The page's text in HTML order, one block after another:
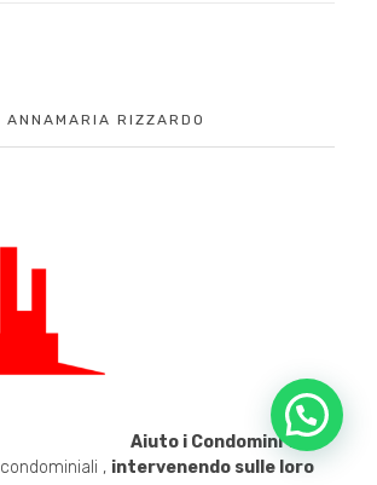
ANNAMARIA RIZZARDO
Aiuto i Condominiad
, intervenendo sulle loro